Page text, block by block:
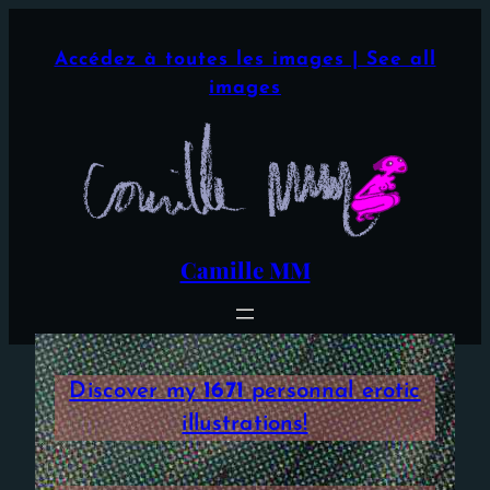
Accédez à toutes les images | See all
images
Camille MM
Discover my1671personnal erotic
illustrations!